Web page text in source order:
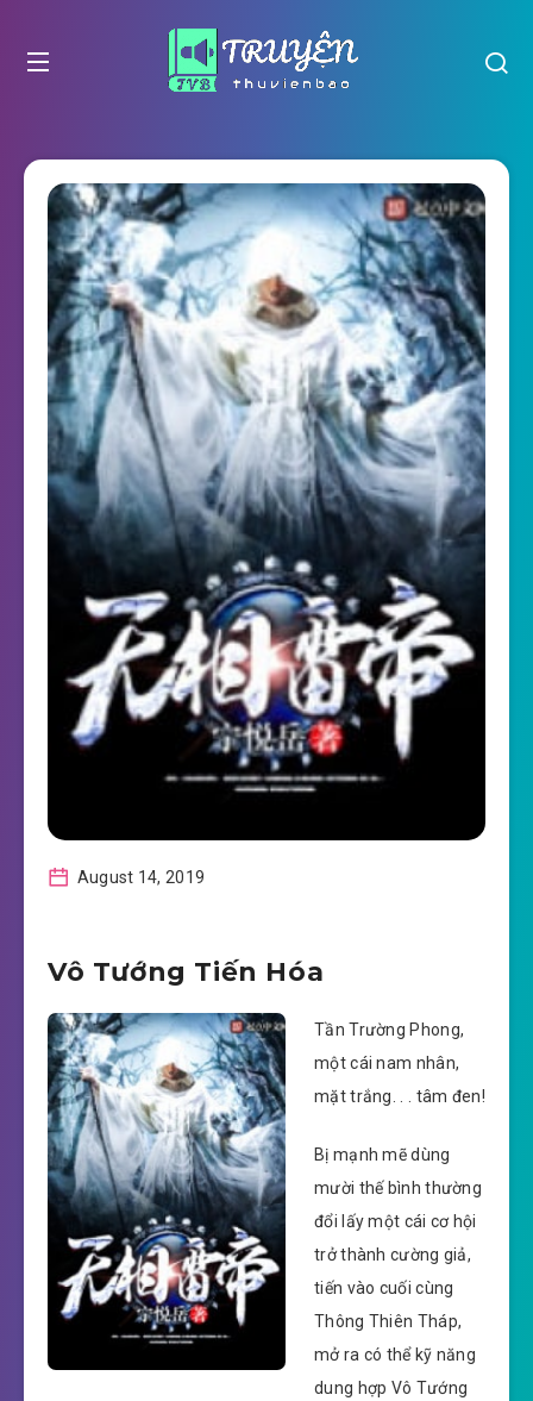
August 14, 2019
Vô Tướng Tiến Hóa
Tần Trường Phong,
một cái nam nhân,
mặt trắng. . . tâm đen!
Bị mạnh mẽ dùng
mười thế bình thường
đổi lấy một cái cơ hội
trở thành cường giả,
tiến vào cuối cùng
Thông Thiên Tháp,
mở ra có thể kỹ năng
dung hợp Vô Tướng